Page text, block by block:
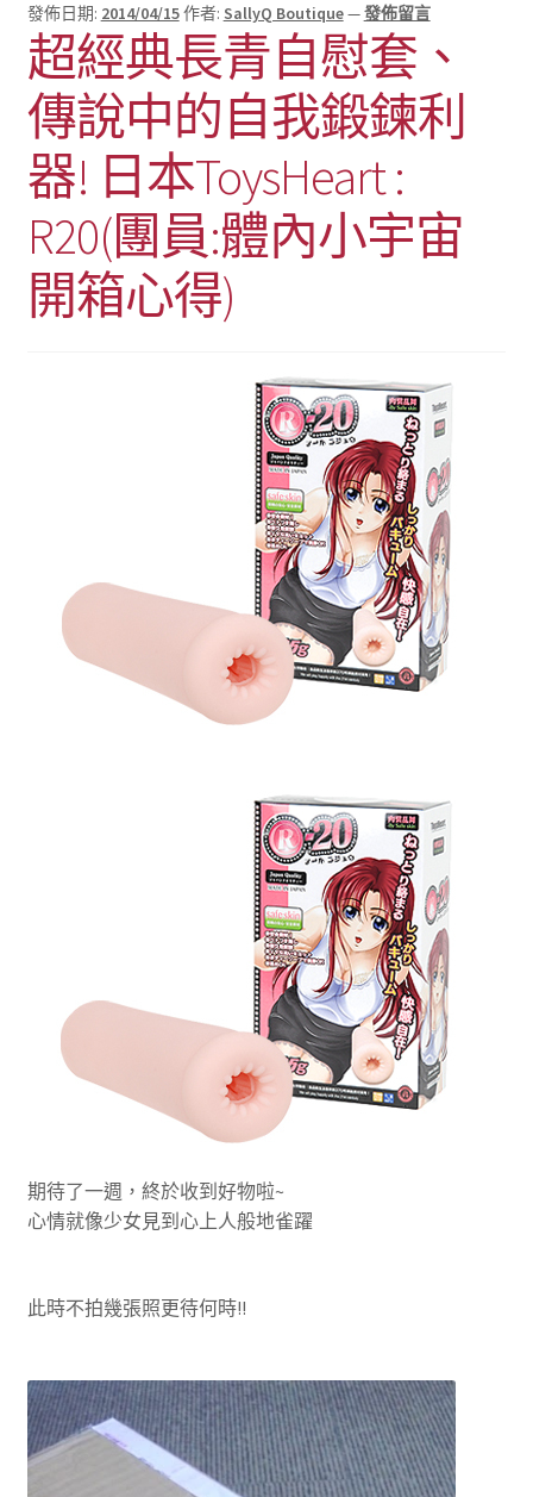
發佈日期: 2014/04/15作者: SallyQ Boutique—發佈留言
超經典長青自慰套、
傳說中的自我鍛鍊利
器! 日本ToysHeart :
R20(團員:體內小宇宙
開箱心得)
期待了一週，終於收到好物啦~
心情就像少女見到心上人般地雀躍
此時不拍幾張照更待何時!!